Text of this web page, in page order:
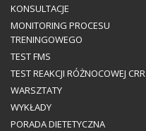
KONSULTACJE
MONITORING PROCESU
TRENINGOWEGO
TEST FMS
TEST REAKCJI RÓŻNOCOWEJ CRR
WARSZTATY
WYKŁADY
PORADA DIETETYCZNA